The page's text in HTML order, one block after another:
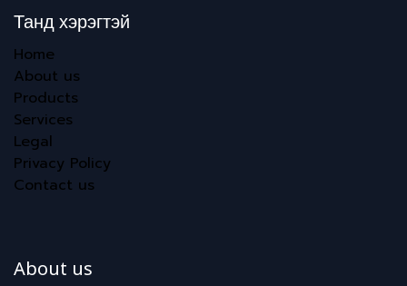
Танд хэрэгтэй
Home
About us
Products
Services
Legal
Privacy Policy
Contact us
About us